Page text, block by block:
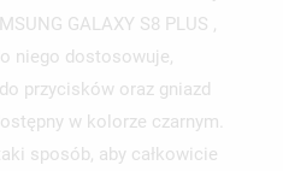
GALAXY S8 PLUS ,
niego dostosowuje,
przycisków oraz gniazd
w kolorze czarnym.
sposób, aby całkowicie
add_circle_outlineUTWÓRZ NOWĄ LISTĘ
ZAPISAĆ PRODUKTY NA